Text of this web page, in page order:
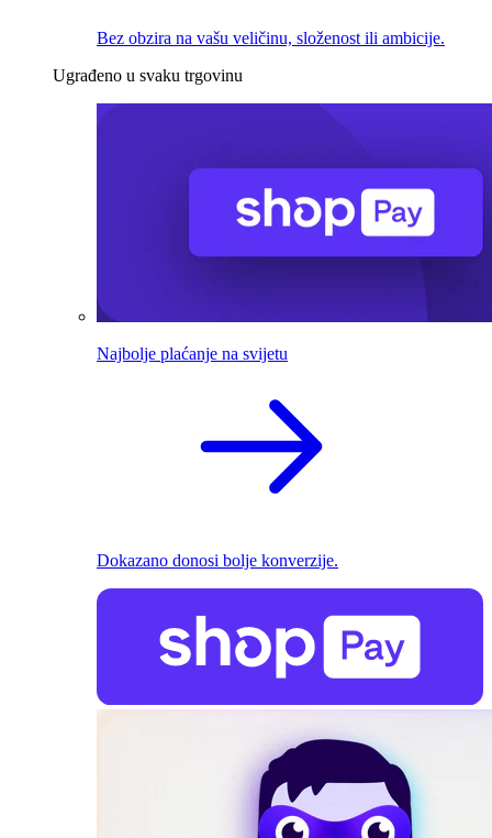
Bez obzira na vašu veličinu, složenost ili ambicije.
Ugrađeno u svaku trgovinu
Najbolje plaćanje na svijetu
Dokazano donosi bolje konverzije.